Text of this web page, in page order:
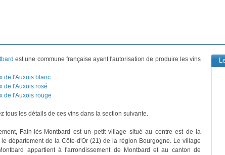
est une commune française ayant l'autorisation de produire les vins
de l'Auxois blanc
de l'Auxois rosé
de l'Auxois rouge
tous les détails de ces vins dans la section suivante.
Fain-lès-Montbard est un petit village situé au centre est de la
le département de la Côte-d'Or (21) de la région Bourgogne. Le village
appartient à l'arrondissement de Montbard et au canton de